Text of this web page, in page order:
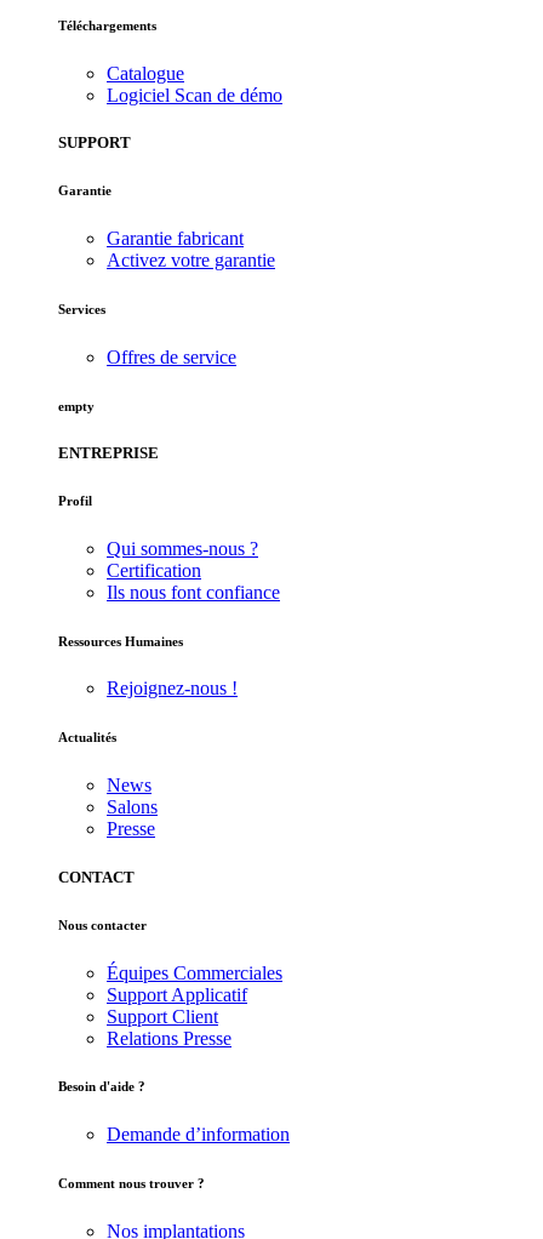
Téléchargements
Catalogue
Logiciel Scan de démo
SUPPORT
Garantie
Garantie fabricant
Activez votre garantie
Services
Offres de service
empty
ENTREPRISE
Profil
Qui sommes-nous ?
Certification
Ils nous font confiance
Ressources Humaines
Rejoignez-nous !
Actualités
News
Salons
Presse
CONTACT
Nous contacter
Équipes Commerciales
Support Applicatif
Support Client
Relations Presse
Besoin d'aide ?
Demande d’information
Comment nous trouver ?
Nos implantations